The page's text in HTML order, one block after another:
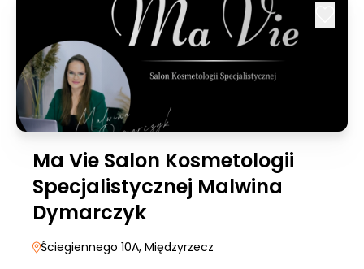
Ma Vie Salon Kosmetologii
Specjalistycznej Malwina
Dymarczyk
Ściegiennego 10A, Międzyrzecz